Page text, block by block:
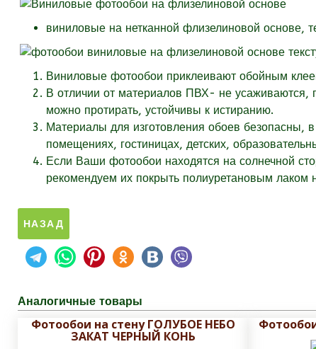
виниловые на нетканной флизелиновой основе,
Виниловые фотообои приклеивают обойным
В отличии от материалов ПВХ- не усаживаются,
можно протирать, устойчивы к истиранию.
Материалы для изготовления обоев безопасны,
помещениях, гостиницах, детских,
Если Ваши фотообои находятся на солнечной
рекомендуем их покрыть полиуретановым лаком
Аналогичные товары
Фотообои на стену ГОЛУБОЕ НЕБО
ЗАКАТ ЧЕРНЫЙ КОНЬ